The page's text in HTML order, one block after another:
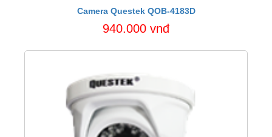
Camera Questek QOB-4183D
940.000 vnđ